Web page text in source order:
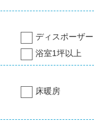
ディスポーザー
浴室1坪以上
床暖房